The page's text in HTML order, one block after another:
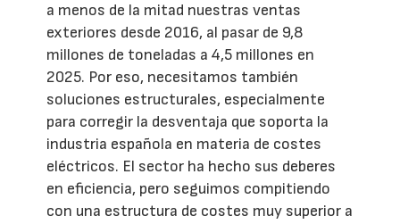
a menos de la mitad nuestras ventas
exteriores desde 2016, al pasar de 9,8
millones de toneladas a 4,5 millones en
2025. Por eso, necesitamos también
soluciones estructurales, especialmente
para corregir la desventaja que soporta la
industria española en materia de costes
eléctricos. El sector ha hecho sus deberes
en eficiencia, pero seguimos compitiendo
con una estructura de costes muy superior a